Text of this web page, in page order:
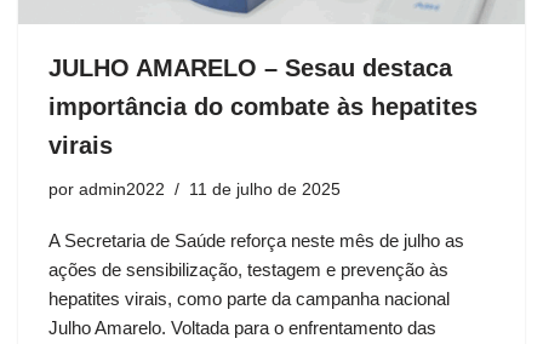
JULHO AMARELO – Sesau destaca
importância do combate às hepatites
virais
por admin2022 11 de julho de 2025
A Secretaria de Saúde reforça neste mês de julho as
ações de sensibilização, testagem e prevenção às
hepatites virais, como parte da campanha nacional
Julho Amarelo. Voltada para o enfrentamento das